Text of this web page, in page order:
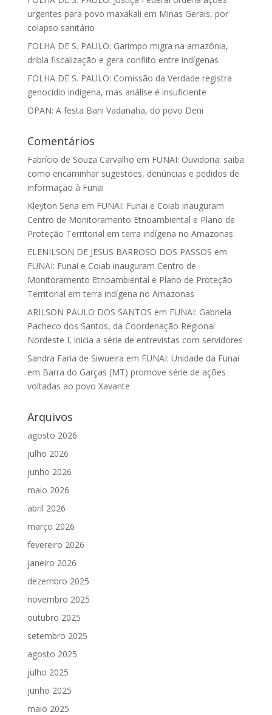
urgentes para povo maxakali em Minas Gerais, por
colapso sanitário
FOLHA DE S. PAULO: Garimpo migra na amazônia,
dribla fiscalização e gera conflito entre indígenas
FOLHA DE S. PAULO: Comissão da Verdade registra
genocídio indígena, mas análise é insuficiente
OPAN: A festa Bani Vadanaha, do povo Deni
Comentários
Fabrício de Souza Carvalho em FUNAI: Ouvidoria: saiba
como encaminhar sugestões, denúncias e pedidos de
informação à Funai
Kleyton Sena em FUNAI: Funai e Coiab inauguram
Centro de Monitoramento Etnoambiental e Plano de
Proteção Territorial em terra indígena no Amazonas
ELENILSON DE JESUS BARROSO DOS PASSOS em
FUNAI: Funai e Coiab inauguram Centro de
Monitoramento Etnoambiental e Plano de Proteção
Territorial em terra indígena no Amazonas
ARILSON PAULO DOS SANTOS em FUNAI: Gabriela
Pacheco dos Santos, da Coordenação Regional
Nordeste I, inicia a série de entrevistas com servidores
Sandra Faria de Siwueira em FUNAI: Unidade da Funai
em Barra do Garças (MT) promove série de ações
voltadas ao povo Xavante
Arquivos
agosto 2026
julho 2026
junho 2026
maio 2026
abril 2026
março 2026
fevereiro 2026
janeiro 2026
dezembro 2025
novembro 2025
outubro 2025
setembro 2025
agosto 2025
julho 2025
junho 2025
maio 2025